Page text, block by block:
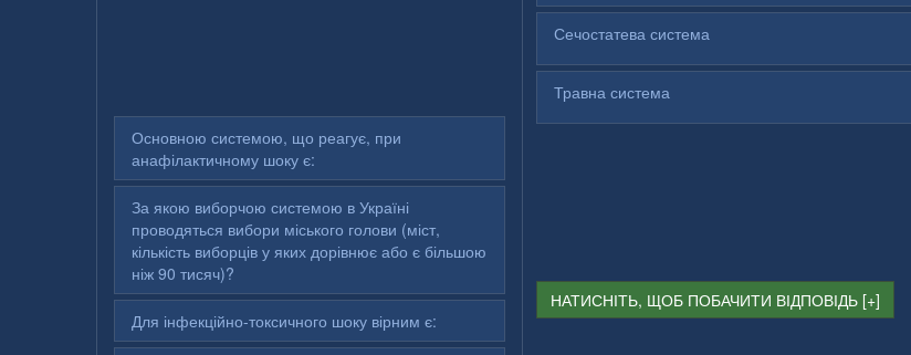
Сечостатева система
Травна система
НАТИСНІТЬ, ЩОБ ПОБАЧИТИ ВІДПОВІДЬ
Основною системою, що реагує, при
анафілактичному шоку є:
За якою виборчою системою в Україні
проводяться вибори міського голови (міст,
кількість виборців у яких дорівнює або є більшою
ніж 90 тисяч)?
Для інфекційно-токсичного шоку вірним є: